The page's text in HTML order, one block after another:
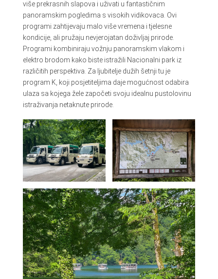
više prekrasnih slapova i uživati u fantastičnim
panoramskim pogledima s visokih vidikovaca. Ovi
programi zahtijevaju malo više vremena i tjelesne
kondicije, ali pružaju nevjerojatan doživljaj prirode.
Programi kombiniraju vožnju panoramskim vlakom i
elektro brodom kako biste istražili Nacionalni park iz
različitih perspektiva. Za ljubitelje dužih šetnji tu je
program K, koji posjetiteljima daje mogućnost odabira
ulaza sa kojega žele započeti svoju idealnu pustolovinu
istraživanja netaknute prirode.